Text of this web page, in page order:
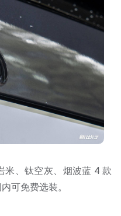
米、钛空灰、烟波蓝 4 款
可免费选装。